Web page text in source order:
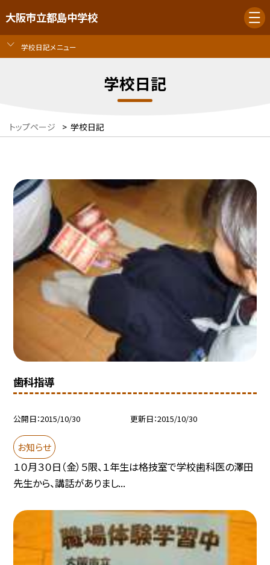
大阪市立都島中学校
学校日記メニュー
学校日記
トップページ > 学校日記
歯科指導
公開日 2015/10/30 更新日 2015/10/30
お知らせ
１０月３０日（金）５限、１年生は格技室で学校歯科医の澤田
先生から、講話がありまし...